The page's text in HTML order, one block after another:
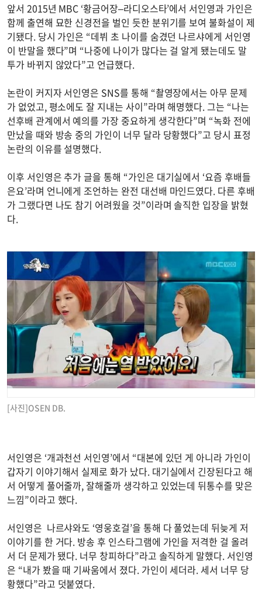
앞서 2015년 MBC ‘황금어장–라디오스타’에서 서인영과 가인은
함께 출연해 묘한 신경전을 벌인 듯한 분위기를 보여 불화설이 제
기됐다. 당시 가인은 “데뷔 초 나이를 숨겼던 나르샤에게 서인영
이 반말을 했다”며 “나중에 나이가 많다는 걸 알게 됐는데도 말
투가 바뀌지 않았다”고 언급했다.
논란이 커지자 서인영은 SNS를 통해 “촬영장에서는 아무 문제
가 없었고, 평소에도 잘 지내는 사이”라며 해명했다. 그는 “나는
선후배 관계에서 예의를 가장 중요하게 생각한다”며 “녹화 전에
만났을 때와 방송 중의 가인이 너무 달라 당황했다”고 당시 표정
논란의 이유를 설명했다.
이후 서인영은 추가 글을 통해 “가인은 대기실에서 ‘요즘 후배들
은요’라며 언니에게 조언하는 완전 대선배 마인드였다. 다른 후배
가 그랬다면 나도 참기 어려웠을 것”이라며 솔직한 입장을 밝혔
다.
[사진]OSEN DB.
서인영은 ‘개과천선 서인영’에서 “대본에 있던 게 아니라 가인이
갑자기 이야기해서 실제로 화가 났다. 대기실에서 긴장된다고 해
서 어떻게 풀어줄까, 잘해줄까 생각하고 있었는데 뒤통수를 맞은
느낌”이라고 했다.
서인영은 나르샤와도 ‘영웅호걸’을 통해 다 풀었는데 뒤늦게 저
이야기를 한 거다. 방송 후 인스타그램에 가인을 저격한 걸 올려
서 더 문제가 됐다. 너무 창피하다”라고 솔직하게 말했다. 서인영
은 “내가 봤을 때 기싸움에서 졌다. 가인이 세더라. 세서 너무 당
황했다”라고 덧붙였다.